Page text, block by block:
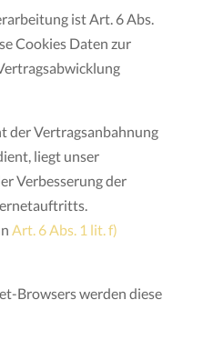
ist Art. 6 Abs.
Cookies Daten zur
der Vertragsanbahnung
liegt unser
Verbesserung der
Art. 6 Abs. 1 lit. f)
Browsers werden diese